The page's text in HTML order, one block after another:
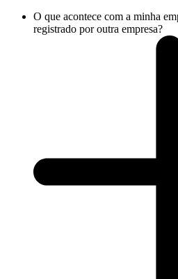
O que acontece com a minha
registrado por outra empresa?